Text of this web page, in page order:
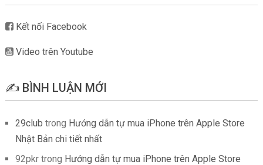
Kết nối Facebook
Video trên Youtube
✍️ BÌNH LUẬN MỚI
29club trong Hướng dẫn tự mua iPhone trên Apple Store
Nhật Bản chi tiết nhất
92pkrtrong Hướng dẫn tự mua iPhone trên Apple Store